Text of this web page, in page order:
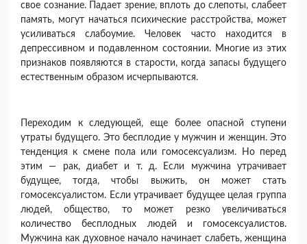
свое сознание. Падает зрение, вплоть до слепоты, слабеет
память, могут начаться психические расстройства, может
усиливаться слабоумие. Человек часто находится в
депрессив­ном и подавленном состоянии. Многие из этих
признаков появляются в старости, когда запасы будущего
естественным образом исчерпываются.
Переходим к следующей, еще более опасной ступени
утраты будущего. Это бесплодие у муж­чин и женщин. Это
тенденция к смене пола или гомосексуализм. Но перед
этим — рак, диабет и т. д. Если мужчина утрачивает
будущее, тогда, чтобы выжить, он может стать
гомосексуалистом. Если утрачивает будущее целая группа
людей, об­щество, то может резко увеличиваться
количество бесплодных людей и гомосексуалистов.
Мужчина как духовное начало начинает слабеть, женщина